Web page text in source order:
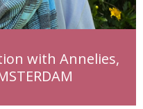
with Annelies,